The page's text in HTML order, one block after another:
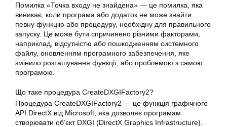
Помилка «Точка входу не знайдена» — це помилка, яка
виникає, коли програма або додаток не може знайти
певну функцію або процедуру, необхідну для правильного
запуску. Це може бути спричинено різними факторами,
наприклад, відсутністю або пошкодженням системного
файлу, оновленням програмного забезпечення, яке
змінило розташування функції, або проблемою з самою
програмою.
Що таке процедура CreateDXGIFactory2?
Процедура CreateDXGIFactory2 — це функція графічного
API DirectX від Microsoft, яка дозволяє програмам
створювати об’єкт DXGI (DirectX Graphics Infrastructure).